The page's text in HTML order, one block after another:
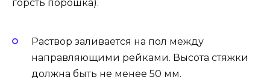
горсть порошка).
Раствор заливается на пол между
направляющими рейками. Высота стяжки
должна быть не менее 50 мм.